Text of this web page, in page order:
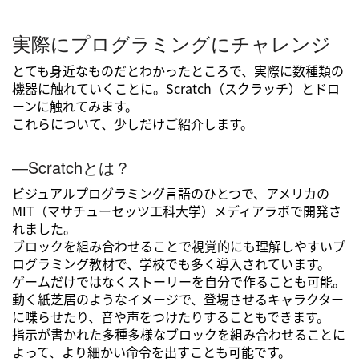
実際にプログラミングにチャレンジ
とても身近なものだとわかったところで、実際に数種類の
機器に触れていくことに。Scratch（スクラッチ）とドロ
ーンに触れてみます。
これらについて、少しだけご紹介します。
―Scratchとは？
ビジュアルプログラミング言語のひとつで、アメリカの
MIT（マサチューセッツ工科大学）メディアラボで開発さ
れました。
ブロックを組み合わせることで視覚的にも理解しやすいプ
ログラミング教材で、学校でも多く導入されています。
ゲームだけではなくストーリーを自分で作ることも可能。
動く紙芝居のようなイメージで、登場させるキャラクター
に喋らせたり、音や声をつけたりすることもできます。
指示が書かれた多種多様なブロックを組み合わせることに
よって、より細かい命令を出すことも可能です。